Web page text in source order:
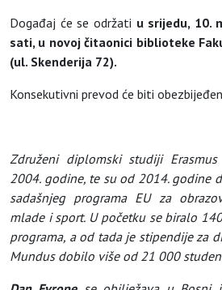
Događaj će se održati u srijedu, 10.
sati, u novoj čitaonici biblioteke
(ul. Skenderija 72).
Konsekutivni prevod će biti
Združeni diplomski studiji
2004. godine, te su od 2014. godine
sadašnjeg programa EU za
mlade i sport. U početku se biralo
programa, a od tada je stipendije za
Mundus dobilo više od 21 000